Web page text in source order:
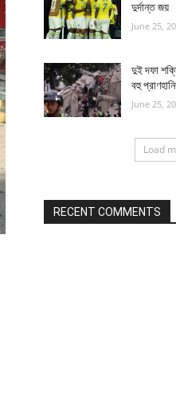
দুর্দান্ত জয়
June 25,
দুই দফা
বহু
June 25,
Load
RECENT COMMENTS